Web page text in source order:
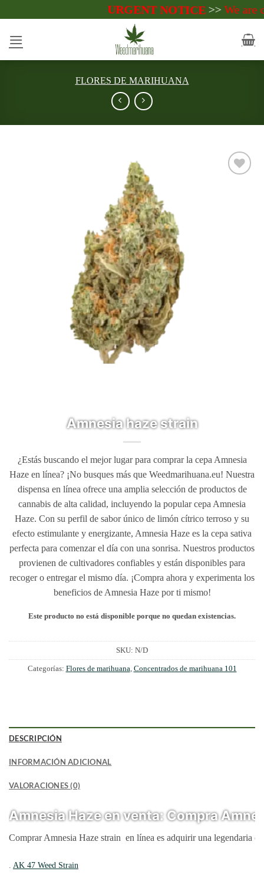
al
contenido
URGENT NOTICE>>We are
FLORES DE MARIHUANA
Amnesia haze strain
¿Estás buscando el mejor lugar para comprar la cepa Amnesia
Haze en línea? ¡No busques más que Weedmarihuana.eu! Nuestra
dispensa en línea ofrece una amplia selección de productos de
cannabis de alta calidad, incluyendo la popular cepa Amnesia
Haze. Con su perfil de sabor único de limón cítrico terroso y su
efecto estimulante y energizante, Amnesia Haze es la cepa sativa
perfecta para comenzar el día con una sonrisa. Nuestros productos
provienen de cultivadores confiables y están disponibles para
recoger o entregar el mismo día. ¡Compra ahora y experimenta los
beneficios de Amnesia Haze por ti mismo!
Este producto no está disponible porque no quedan existencias.
SKU: N/D
Categorías: Flores de marihuana, Concentrados de marihuana 101
DESCRIPCIÓN
INFORMACIÓN ADICIONAL
VALORACIONES (0)
Amnesia Haze en venta: Compra
Comprar Amnesia Haze strain en línea es adquirir una legendaria
AK 47 Weed Strain